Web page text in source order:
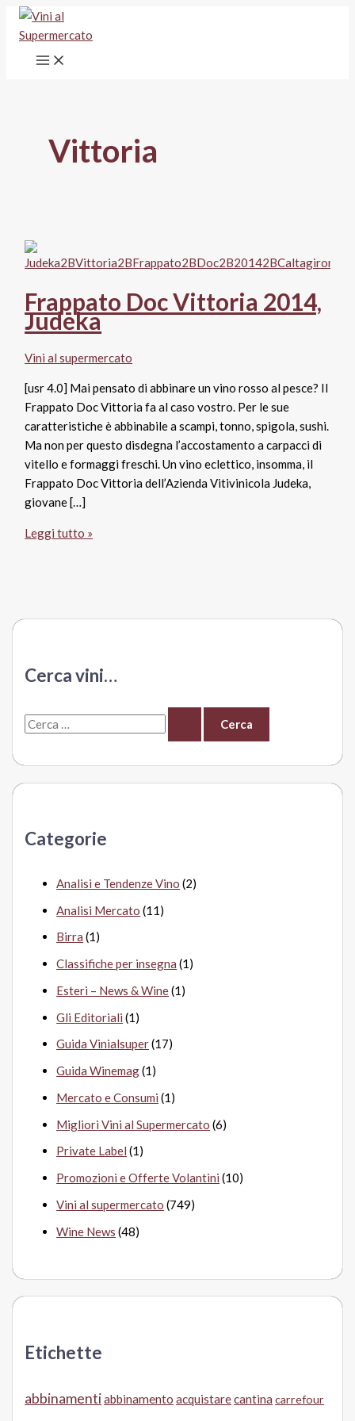
Vai
contenuto
Vittoria
Frappato Doc Vittoria 2014,
Judeka
Vini al supermercato
[usr 4.0] Mai pensato di abbinare un vino rosso al pesce? Il
Frappato Doc Vittoria fa al caso vostro. Per le sue
caratteristiche è abbinabile a scampi, tonno, spigola, sushi.
Ma non per questo disdegna l’accostamento a carpacci di
vitello e formaggi freschi. Un vino eclettico, insomma, il
Frappato Doc Vittoria dell’Azienda Vitivinicola Judeka,
giovane […]
Frappato
Leggi tutto »
Cerca vini…
C
r
:Categorie
Analisi e Tendenze Vino (2)
Analisi Mercato (11)
Birra (1)
Classifiche per insegna (1)
Esteri – News & Wine(1)
Gli Editoriali (1)
Guida Vinialsuper(17)
Guida Winemag(1)
Mercato e Consumi (1)
Migliori Vini al Supermercato (6)
Private Label (1)
Promozioni e Offerte Volantini (10)
Vini al supermercato (749)
Wine News (48)
Etichette
abbinamentiabbinamento acquistarecantina carrefour